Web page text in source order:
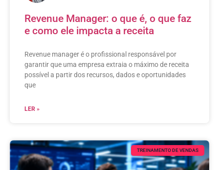
Revenue Manager: o que é, o que faz
e como ele impacta a receita
Revenue manager é o profissional responsável por
garantir que uma empresa extraia o máximo de receita
possível a partir dos recursos, dados e oportunidades
que
LER »
TREINAMENTO DE VENDAS